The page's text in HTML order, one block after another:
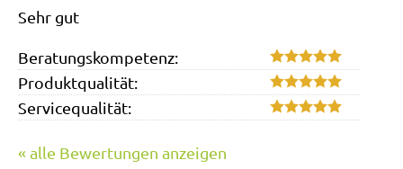
Sehr gut
Beratungskompetenz:
Produktqualität:
Servicequalität:
« alle Bewertungen anzeigen